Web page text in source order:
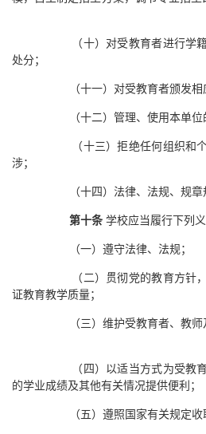
（十）对受教育者进行学籍
处分；
（十一）对受教育者颁发
（十二）管理、使用本单
（十三）拒绝任何组织和个
涉；
（十四）法律、法规、规
第十条 学校应当履行下列义
（一）遵守法律、法
（二）贯彻党的教育方针，
证教育教学质量；
（三）维护受教育者、教师
（四）以适当方式为受教育
的学业成绩及其他有关情况提供
（五）遵照国家有关规定收